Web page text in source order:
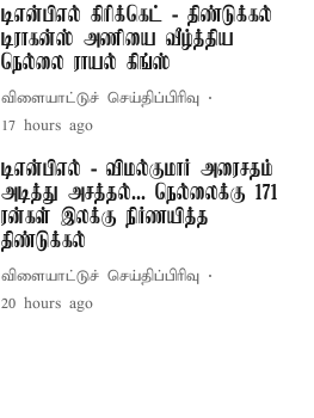
டிஎன்பிஎல் கிரிக்கெட் - திண்டுக்கல்
டிராகன்ஸ் அணியை வீழ்த்திய
நெல்லை ராயல் கிங்ஸ்
விளையாட்டுச் செய்திப்பிரிவு
17 hours ago
டிஎன்பிஎல் - விமல்குமார் அரைசதம்
அடித்து அசத்தல்... நெல்லைக்கு 171
ரன்கள் இலக்கு நிர்ணயித்த
திண்டுக்கல்
விளையாட்டுச் செய்திப்பிரிவு
20 hours ago